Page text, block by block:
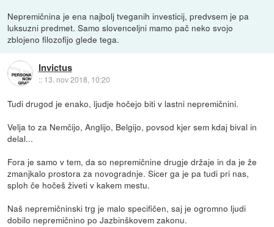
Nepremičnina je ena najbolj tveganih investicij, predvsem je pa
luksuzni predmet. Samo slovenceljni mamo pač neko svojo
zblojeno filozofijo glede tega.
Invictus
:: 13. nov 2018, 10:20
Tudi drugod je enako, ljudje hočejo biti v lastni nepremičnini.
Velja to za Nemčijo, Anglijo, Belgijo, povsod kjer sem kdaj bival in
delal...
Fora je samo v tem, da so nepremičnine drugje držaje in da je že
zmanjkalo prostora za novogradnje. Sicer ga je pa tudi pri nas,
sploh če hočeš živeti v kakem mestu.
Naš nepremičninski trg je malo specifičen, saj je ogromno ljudi
dobilo nepremičnino po Jazbinškovem zakonu.